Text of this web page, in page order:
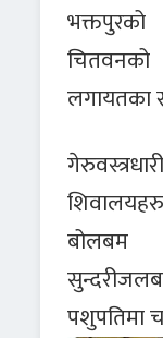
भक्तपुरको
लगायतका
बोलबम
पशुपतिमा